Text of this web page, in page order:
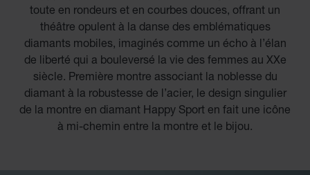
toute en rondeurs et en courbes douces, offrant un
théâtre opulent à la danse des emblématiques
diamants mobiles, imaginés comme un écho à l’élan
de liberté qui a bouleversé la vie des femmes au XXe
siècle. Première montre associant la noblesse du
diamant à la robustesse de l’acier, le design singulier
de la montre en diamant Happy Sport en fait une icône
à mi-chemin entre la montre et le bijou.